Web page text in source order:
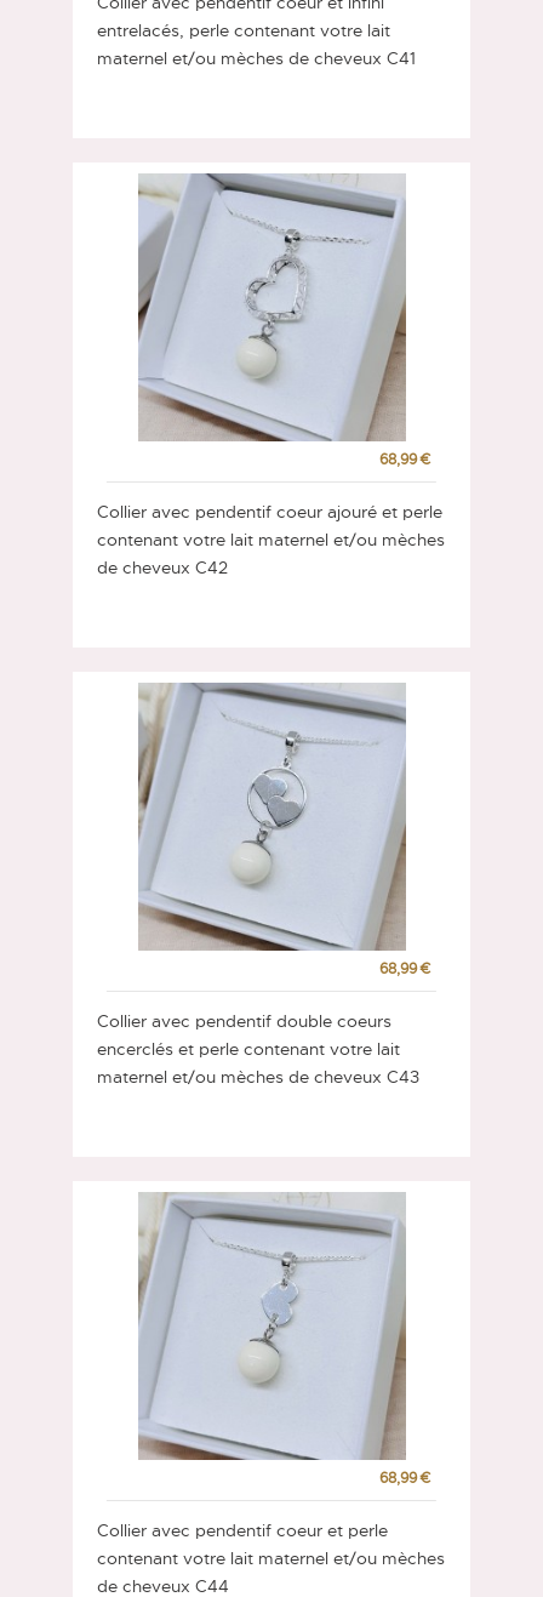
entrelacés, perle contenant votre lait
maternel et/ou mèches de cheveux C41
Collier avec pendentif coeur ajouré et perle
contenant votre lait maternel et/ou mèches
de cheveux C42
68,99 €
Collier avec pendentif double coeurs
encerclés et perle contenant votre lait
maternel et/ou mèches de cheveux C43
68,99 €
Collier avec pendentif coeur et perle
contenant votre lait maternel et/ou mèches
de cheveux C44
68,99 €